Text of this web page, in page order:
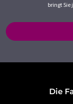
bringt Sie
Die